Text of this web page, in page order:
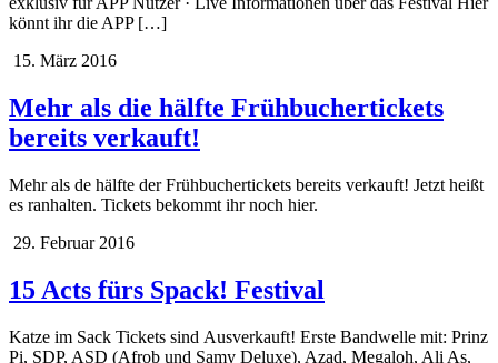
könnt ihr die APP […]
15. März 2016
Mehr als die hälfte Frühbuchertickets
bereits verkauft!
Mehr als de hälfte der Frühbuchertickets bereits verkauft! Jetzt heißt
es ranhalten. Tickets bekommt ihr noch hier.
29. Februar 2016
15 Acts fürs Spack! Festival
Katze im Sack Tickets sind Ausverkauft! Erste Bandwelle mit: Prinz
Pi, SDP, ASD (Afrob und Samy Deluxe), Azad, Megaloh, Ali As,